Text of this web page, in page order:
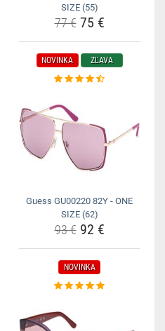
SIZE (55)
77 €75 €
NOVINKA ZĽAVA
Guess GU00220 82Y - ONE
SIZE (62)
93 €92 €
NOVINKA